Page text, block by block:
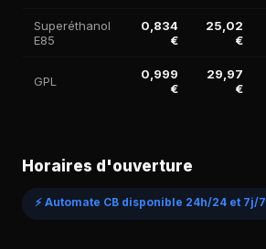
Superéthanol
E85
0,834
€
25,02
€
GPL
0,999
€
29,97
€
Horaires d'ouverture
⚡ Automate CB disponible 24h/24 et 7j/7